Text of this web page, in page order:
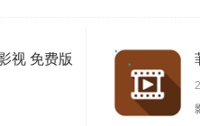
视 免费版